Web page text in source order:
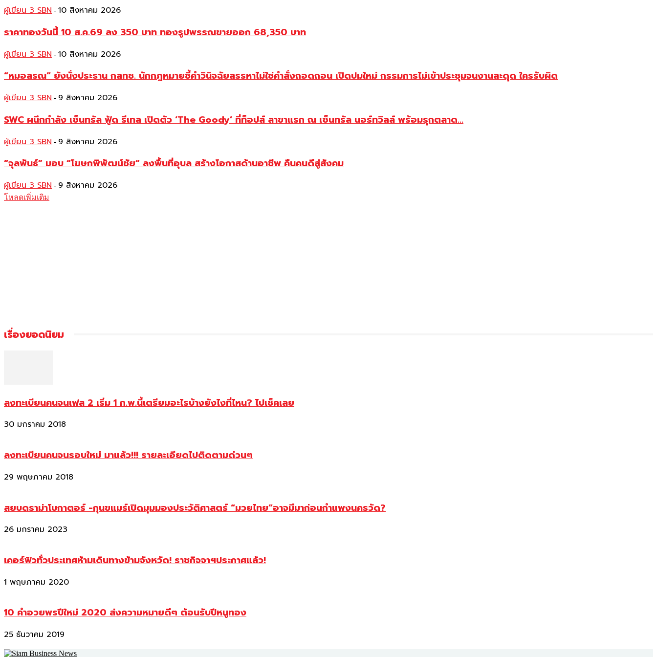
ผู้เขียน 3 SBN - 10 สิงหาคม 2026
ราคาทองวันนี้ 10 ส.ค.69 ลง 350 บาท ทองรูปพรรณขายออก 68,350 บาท
ผู้เขียน 3 SBN - 10 สิงหาคม 2026
“หมอสรณ” ยังนั่งประธาน กสทช. นักกฎหมายชี้คำวินิจฉัยสรรหาไม่ใช่คำสั่งถอดถอน เปิดปมใหม่ กรรมการไม่เข้าประชุมจนงานสะดุด ใครรับผิด
ผู้เขียน 3 SBN - 9 สิงหาคม 2026
SWC ผนึกกำลัง เซ็นทรัล ฟู้ด รีเทล เปิดตัว ‘The Goody’ ที่ท็อปส์ สาขาแรก ณ เซ็นทรัล นอร์ทวิลล์ พร้อมรุกตลาด...
ผู้เขียน 3 SBN - 9 สิงหาคม 2026
“จุลพันธ์” มอบ “โฆษกพิพัฒน์ชัย” ลงพื้นที่อุบล สร้างโอกาสด้านอาชีพ คืนคนดีสู่สังคม
ผู้เขียน 3 SBN - 9 สิงหาคม 2026
โหลดเพิ่มเติม
เรื่องยอดนิยม
ลงทะเบียนคนจนเฟส 2 เริ่ม 1 ก.พ.นี้เตรียมอะไรบ้างยังไงที่ไหน? ไปเช็คเลย
30 มกราคม 2018
ลงทะเบียนคนจนรอบใหม่ มาแล้ว!!! รายละเอียดไปติดตามด่วนๆ
29 พฤษภาคม 2018
สยบดราม่าโบกาตอร์ -กุนขแมร์เปิดมุมมองประวัติศาสตร์ “มวยไทย”อาจมีมาก่อนกำแพงนครวัด?
26 มกราคม 2023
เคอร์ฟิวทั่วประเทศห้ามเดินทางข้ามจังหวัด! ราชกิจจาฯประกาศแล้ว!
1 พฤษภาคม 2020
10 คำอวยพรปีใหม่ 2020 ส่งความหมายดีๆ ต้อนรับปีหนูทอง
25 ธันวาคม 2019